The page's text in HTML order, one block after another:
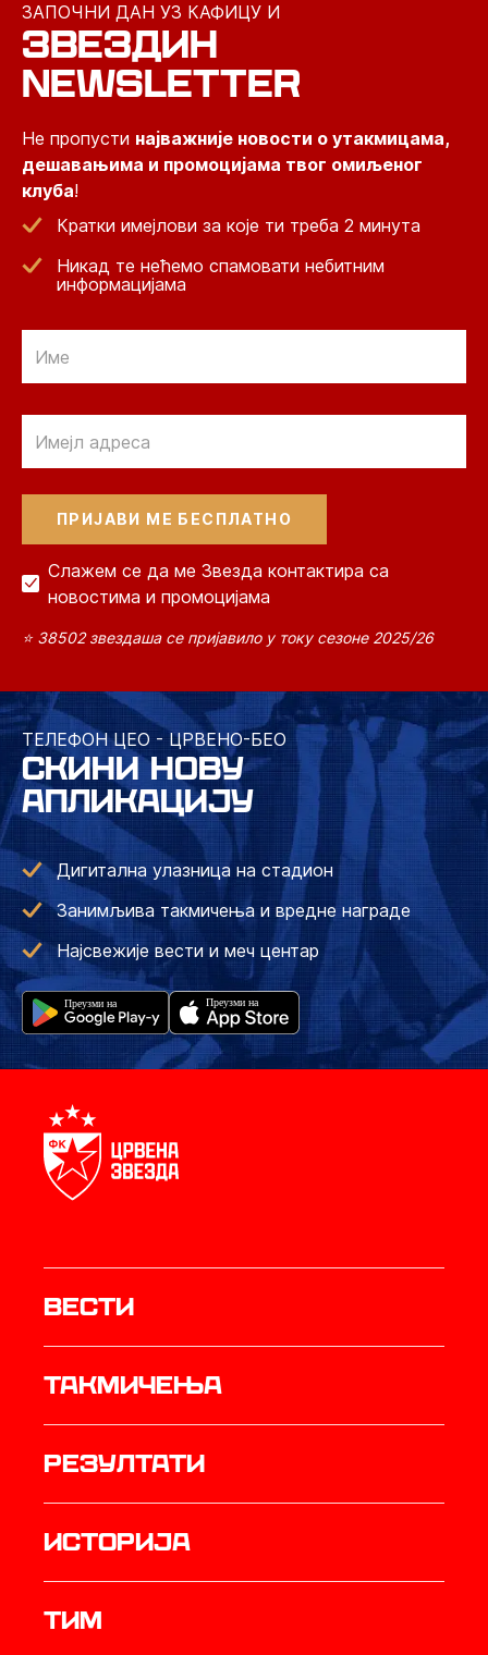
ЗАПОЧНИ ДАН УЗ КАФИЦУ И
ЗВЕЗДИН
NEWSLETTER
Не пропусти најважније новости о утакмицама,
дешавањима и промоцијама твог омиљеног
клуба!
Кратки имејлови за које ти треба 2 минута
Никад те нећемо спамовати небитним
информацијама
Слажем се да ме Звезда контактира са
новостима и промоцијама
⭐ 38502 звездаша се пријавило у току сезоне 2025/26
ТЕЛЕФОН ЦЕО - ЦРВЕНО-БЕО
СКИНИ НОВУ
АПЛИКАЦИЈУ
Дигитална улазница на стадион
Занимљива такмичења и вредне награде
Најсвежије вести и меч центар
Вести
Такмичења
резултати
историја
ТИМ